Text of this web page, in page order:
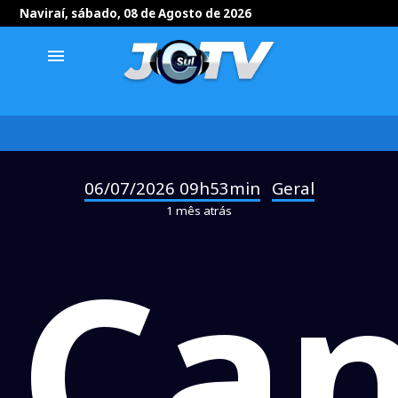
Naviraí, sábado, 08 de Agosto de 2026
menu
06/07/2026 09h53min Geral
1 mês atrás